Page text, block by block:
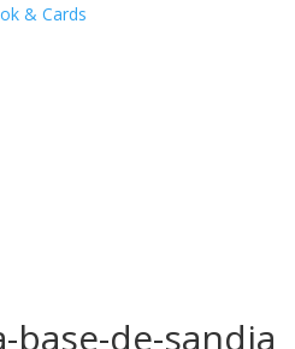
base-de-sandia